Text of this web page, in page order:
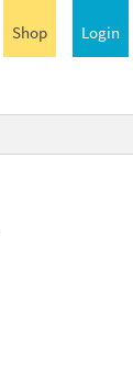
Login
Shop